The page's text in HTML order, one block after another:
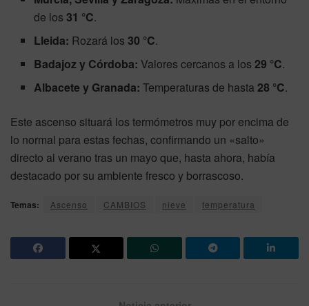
de los 31 °C.
Lleida: Rozará los 30 °C.
Badajoz y Córdoba: Valores cercanos a los29 °C.
Albacete y Granada: Temperaturas de hasta28 °C.
Este ascenso situará los termómetros muy por encima de
lo normal para estas fechas, confirmando un «salto»
directo al verano tras un mayo que, hasta ahora, había
destacado por su ambiente fresco y borrascoso.
Temas: Ascenso CAMBIOS nieve temperatura